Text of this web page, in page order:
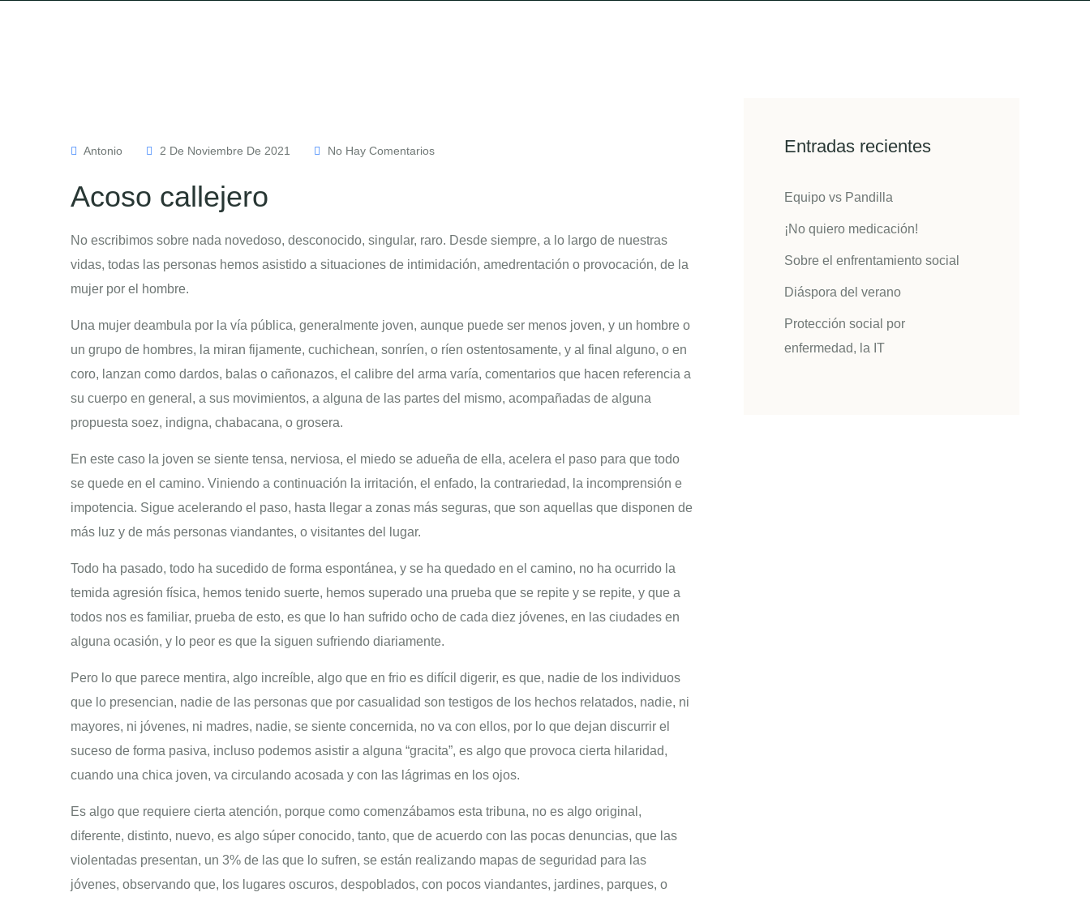
Antonio 2 De Noviembre De 2021 No Hay Comentarios
Acoso callejero
No escribimos sobre nada novedoso, desconocido, singular, raro. Desde siempre, a lo largo de nuestras
vidas, todas las personas hemos asistido a situaciones de intimidación, amedrentación o provocación, de la
mujer por el hombre.
Una mujer deambula por la vía pública, generalmente joven, aunque puede ser menos joven, y un hombre o
un grupo de hombres, la miran fijamente, cuchichean, sonríen, o ríen ostentosamente, y al final alguno, o en
coro, lanzan como dardos, balas o cañonazos, el calibre del arma varía, comentarios que hacen referencia a
su cuerpo en general, a sus movimientos, a alguna de las partes del mismo, acompañadas de alguna
propuesta soez, indigna, chabacana, o grosera.
En este caso la joven se siente tensa, nerviosa, el miedo se adueña de ella, acelera el paso para que todo
se quede en el camino. Viniendo a continuación la irritación, el enfado, la contrariedad, la incomprensión e
impotencia. Sigue acelerando el paso, hasta llegar a zonas más seguras, que son aquellas que disponen de
más luz y de más personas viandantes, o visitantes del lugar.
Todo ha pasado, todo ha sucedido de forma espontánea, y se ha quedado en el camino, no ha ocurrido la
temida agresión física, hemos tenido suerte, hemos superado una prueba que se repite y se repite, y que a
todos nos es familiar, prueba de esto, es que lo han sufrido ocho de cada diez jóvenes, en las ciudades en
alguna ocasión, y lo peor es que la siguen sufriendo diariamente.
Pero lo que parece mentira, algo increíble, algo que en frio es difícil digerir, es que, nadie de los individuos
que lo presencian, nadie de las personas que por casualidad son testigos de los hechos relatados, nadie, ni
mayores, ni jóvenes, ni madres, nadie, se siente concernida, no va con ellos, por lo que dejan discurrir el
suceso de forma pasiva, incluso podemos asistir a alguna “gracita”, es algo que provoca cierta hilaridad,
cuando una chica joven, va circulando acosada y con las lágrimas en los ojos.
Es algo que requiere cierta atención, porque como comenzábamos esta tribuna, no es algo original,
diferente, distinto, nuevo, es algo súper conocido, tanto, que de acuerdo con las pocas denuncias, que las
violentadas presentan, un 3% de las que lo sufren, se están realizando mapas de seguridad para las
jóvenes, observando que, los lugares oscuros, despoblados, con pocos viandantes, jardines, parques, o
Entradas recientes
Equipo vs Pandilla
¡No quiero medicación!
Sobre el enfrentamiento social
Diáspora del verano
Protección social por
enfermedad, la IT